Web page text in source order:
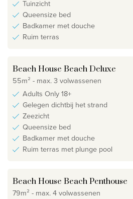
Tuinzicht
Queensize bed
Badkamer met douche
Ruim terras
Beach House Beach Deluxe
55m² - max. 3 volwassenen
Adults Only 18+
Gelegen dichtbij het strand
Zeezicht
Queensize bed
Badkamer met douche
Ruim terras met plunge pool
Beach House Beach Penthouse
79m² - max. 4 volwassenen